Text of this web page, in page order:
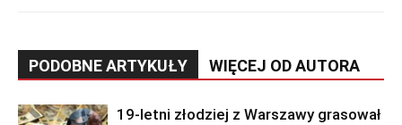
PODOBNE ARTYKUŁY WIĘCEJ OD AUTORA
19-letni złodziej z Warszawy grasował